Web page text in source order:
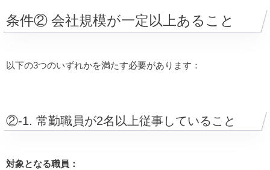
条件② 会社規模が一定以上あること
以下の3つのいずれかを満たす必要があります：
②-1. 常勤職員が2名以上従事していること
対象となる職員：